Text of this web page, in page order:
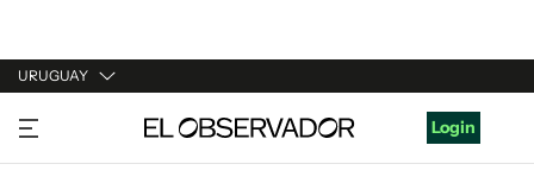
URUGUAY
URUGUAY
ARGENTINA
Login